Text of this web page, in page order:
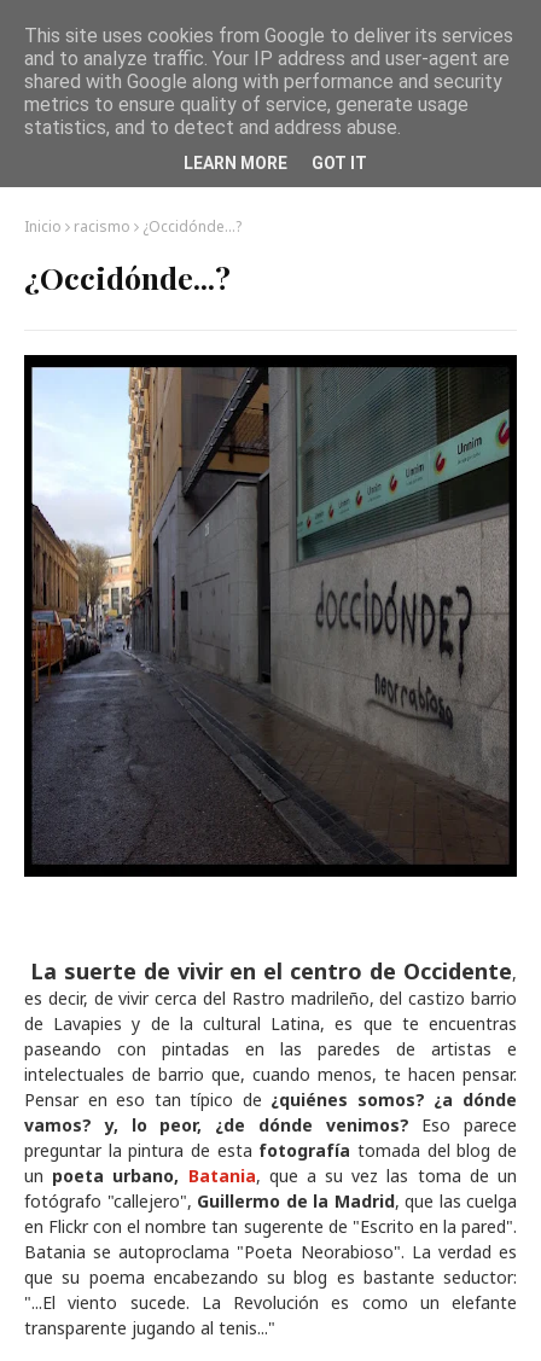
Inicio racismo ¿Occidónde...?
¿Occidónde...?
La suerte de vivir en el centro de Occidente,
es decir, de vivir cerca del Rastro madrileño, del castizo barrio
de Lavapies y de la cultural Latina, es que te encuentras
paseando con pintadas en las paredes de artistas e
intelectuales de barrio que, cuando menos, te hacen pensar.
Pensar en eso tan típico de ¿quiénes somos? ¿a dónde
vamos? y, lo peor, ¿de dónde venimos? Eso parece
preguntar la pintura de esta fotografíatomada del blog de
un poeta urbano, Batania, que a su vez las toma de un
fotógrafo "callejero", Guillermo de la Madrid, que las cuelga
en Flickr con el nombre tan sugerente de "Escrito en la pared".
Batania se autoproclama "Poeta Neorabioso". La verdad es
que su poema encabezando su blog es bastante seductor:
"...El viento sucede. La Revolución es como un elefante
transparente jugando al tenis..."
This site uses cookies from Google to deliver its services
and to analyze traffic. Your IP address and user-agent are
shared with Google along with performance and security
metrics to ensure quality of service, generate usage
statistics, and to detect and address abuse.
LEARN MORE GOT IT